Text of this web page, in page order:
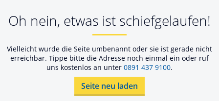
Oh nein, etwas ist schiefgelaufen!
Vielleicht wurde die Seite umbenannt oder sie ist gerade nicht
erreichbar. Tippe bitte die Adresse noch einmal ein oder ruf
uns kostenlos an unter 0891 437 9100.
Seite neu laden